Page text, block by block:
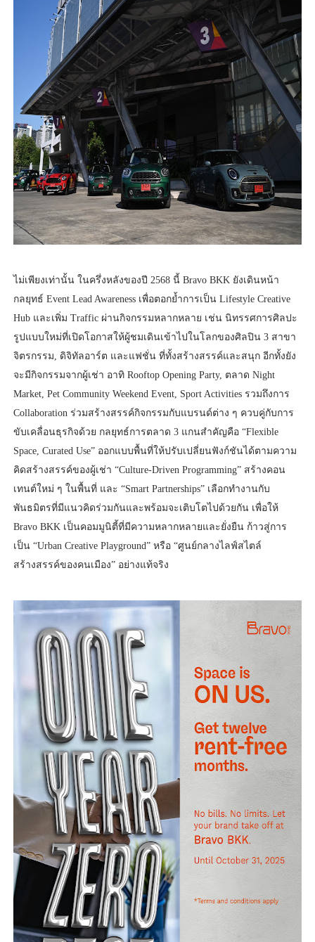
ไม่เพียงเท่านั้น ในครึ่งหลังของปี 2568 นี้ Bravo BKK ยังเดินหน้า
กลยุทธ์ Event Lead Awareness เพื่อตอกย้ำการเป็น Lifestyle Creative
Hub และเพิ่ม Traffic ผ่านกิจกรรมหลากหลาย เช่น นิทรรศการศิลปะ
รูปแบบใหม่ที่เปิดโอกาสให้ผู้ชมเดินเข้าไปในโลกของศิลปิน 3 สาขา
จิตรกรรม, ดิจิทัลอาร์ต และแฟชั่น ที่ทั้งสร้างสรรค์และสนุก อีกทั้งยัง
จะมีกิจกรรมจากผู้เช่า อาทิ Rooftop Opening Party, ตลาด Night
Market, Pet Community Weekend Event, Sport Activities รวมถึงการ
Collaboration ร่วมสร้างสรรค์กิจกรรมกับแบรนด์ต่าง ๆ ควบคู่กับการ
ขับเคลื่อนธุรกิจด้วย กลยุทธ์การตลาด 3 แกนสำคัญคือ “Flexible
Space, Curated Use” ออกแบบพื้นที่ให้ปรับเปลี่ยนฟังก์ชันได้ตามความ
คิดสร้างสรรค์ของผู้เช่า “Culture-Driven Programming” สร้างคอน
เทนต์ใหม่ ๆ ในพื้นที่ และ “Smart Partnerships” เลือกทำงานกับ
พันธมิตรที่มีแนวคิดร่วมกันและพร้อมจะเติบโตไปด้วยกัน เพื่อให้
Bravo BKK เป็นคอมมูนิตี้ที่มีความหลากหลายและยั่งยืน ก้าวสู่การ
เป็น “Urban Creative Playground” หรือ “ศูนย์กลางไลฟ์สไตล์
สร้างสรรค์ของคนเมือง” อย่างแท้จริง